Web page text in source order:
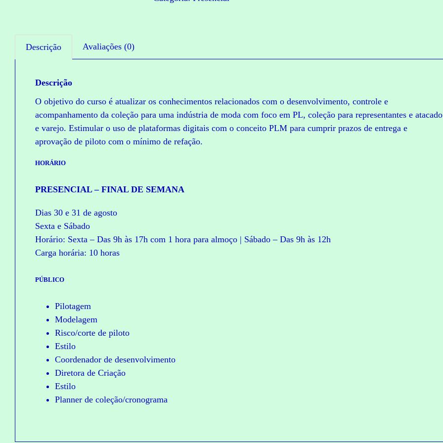
Descrição Avaliações (0)
Descrição
O objetivo do curso é atualizar os conhecimentos relacionados com o desenvolvimento, controle e
acompanhamento da coleção para uma indústria de moda com foco em PL, coleção para representantes e atacado
e varejo. Estimular o uso de plataformas digitais com o conceito PLM para cumprir prazos de entrega e
aprovação de piloto com o mínimo de refação.
HORÁRIO
PRESENCIAL – FINAL DE SEMANA
Dias 30 e 31 de agosto
Sexta e Sábado
Horário: Sexta – Das 9h às 17h com 1 hora para almoço | Sábado – Das 9h às 12h
Carga horária: 10 horas
PÚBLICO
Pilotagem
Modelagem
Risco/corte de piloto
Estilo
Coordenador de desenvolvimento
Diretora de Criação
Estilo
Planner de coleção/cronograma
O
O
O
O